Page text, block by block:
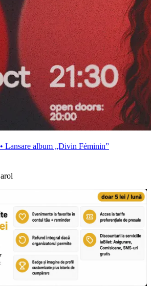
Lansare album „Divin Féminin”